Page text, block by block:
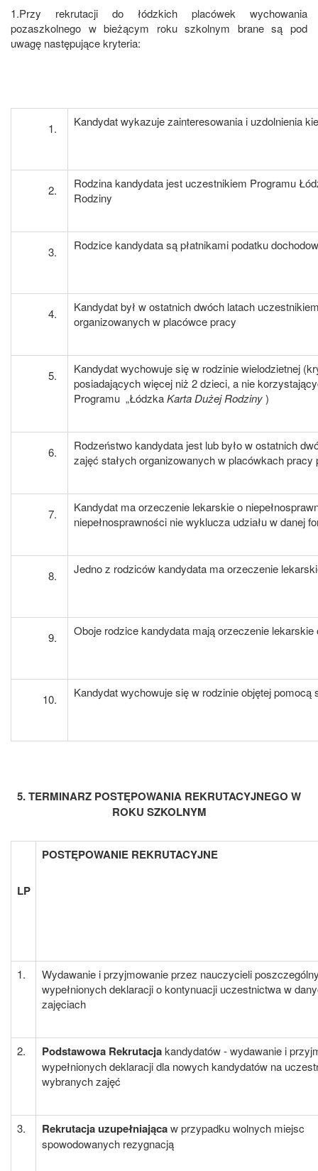
1.Przy rekrutacji do łódzkich placówek wychowania
pozaszkolnego w bieżącym roku szkolnym brane są pod
uwagę następujące kryteria:
Kandydat wykazuje zainteresowania i uzdolnienia
Rodzina kandydata jest uczestnikiem Programu
Rodziny
Rodzice kandydata są płatnikami podatku
Kandydat był w ostatnich dwóch latach
organizowanych w placówce pracy
Kandydat wychowuje się w rodzinie wielodzietnej
posiadających więcej niż 2 dzieci, a nie
Programu „ŁódzkaKarta Dużej Rodziny)
Rodzeństwo kandydata jest lub było w ostatnich
zajęć stałych organizowanych w placówkach pracy
Kandydat ma orzeczenie lekarskie o
niepełnosprawności nie wyklucza udziału w danej
Jedno z rodziców kandydata ma orzeczenie
Oboje rodzice kandydata mają orzeczenie lekarskie
Kandydat wychowuje się w rodzinie objętej pomocą
5. TERMINARZ POSTĘPOWANIA REKRUTACYJNEGO W
ROKU SZKOLNYM
LP
POSTĘPOWANIE REKRUTACYJNE
1.
Wydawanie i przyjmowanie przez nauczycieli
wypełnionych deklaracji o kontynuacji uczestnictwa w
zajęciach
2. Podstawowa Rekrutacjakandydatów - wydawanie i
wypełnionych deklaracji dla nowych kandydatów na
wybranych zajęć
3. Rekrutacja uzupełniającaw przypadku wolnych miejsc
spowodowanych rezygnacją